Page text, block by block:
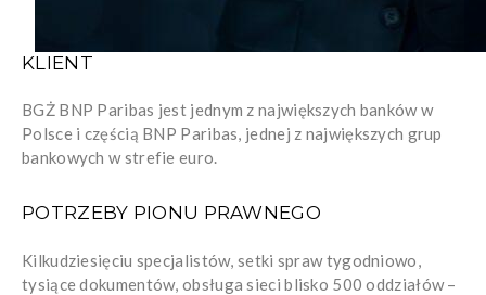
KLIENT
BGŻ BNP Paribas jest jednym z największych banków w
Polsce i częścią BNP Paribas, jednej z największych grup
bankowych w strefie euro.
POTRZEBY PIONU PRAWNEGO
Kilkudziesięciu specjalistów, setki spraw tygodniowo,
tysiące dokumentów, obsługa sieci blisko 500 oddziałów –